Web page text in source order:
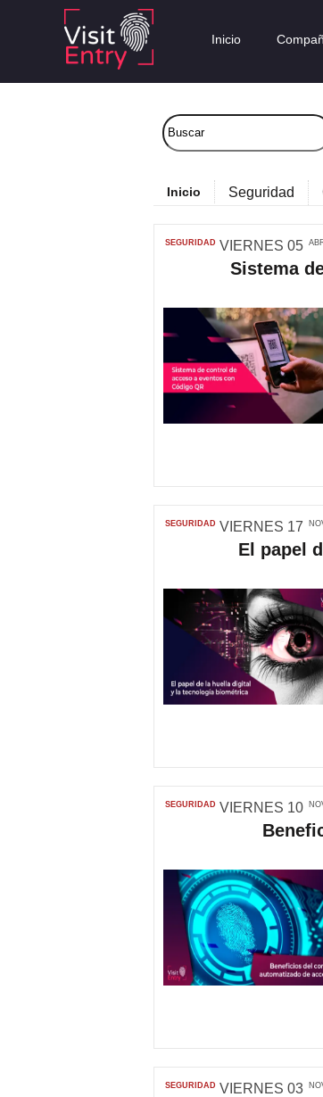
Inicio
Inicio Seguridad
SEGURIDAD VIERNES 05
Sistema
SEGURIDAD VIERNES 17
El papel
SEGURIDAD VIERNES 10
SEGURIDAD VIERNES 03